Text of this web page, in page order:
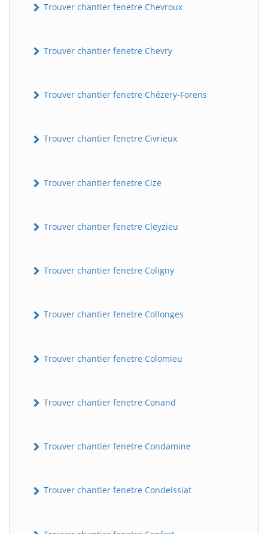
Trouver chantier fenetre Chevroux
Trouver chantier fenetre Chevry
Trouver chantier fenetre Chézery-Forens
Trouver chantier fenetre Civrieux
Trouver chantier fenetre Cize
Trouver chantier fenetre Cleyzieu
Trouver chantier fenetre Coligny
Trouver chantier fenetre Collonges
Trouver chantier fenetre Colomieu
Trouver chantier fenetre Conand
Trouver chantier fenetre Condamine
Trouver chantier fenetre Condeissiat
BatiWebPro